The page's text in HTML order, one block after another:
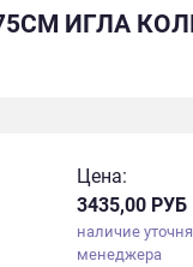
ИГЛА
Цена:
3435,00 РУБ
наличие
менеджера